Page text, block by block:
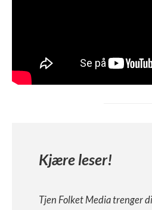
Kjære leser!
Tjen Folket Media trenger